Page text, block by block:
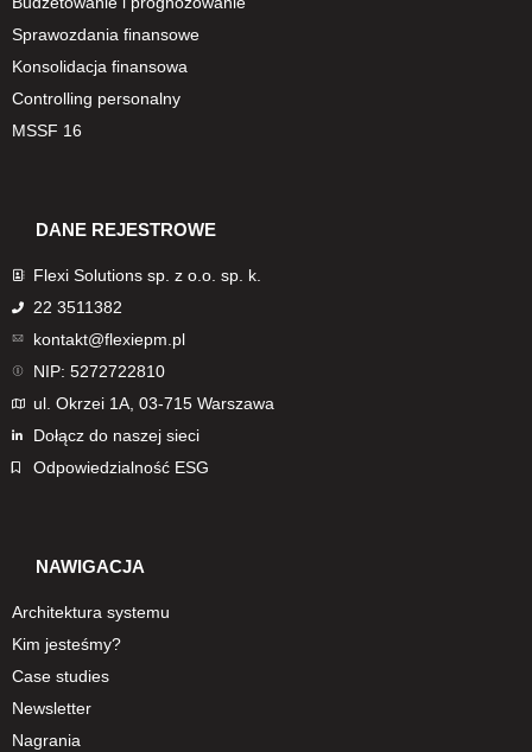
Sprawozdania finansowe
Konsolidacja finansowa
Controlling personalny
MSSF 16
DANE REJESTROWE
Flexi Solutions sp. z o.o. sp. k.
22 3511382
kontakt@flexiepm.pl
NIP: 5272722810
ul. Okrzei 1A, 03-715 Warszawa
Dołącz do naszej sieci
Odpowiedzialność ESG
NAWIGACJA
Architektura systemu
Kim jesteśmy?
Case studies
Newsletter
Nagrania